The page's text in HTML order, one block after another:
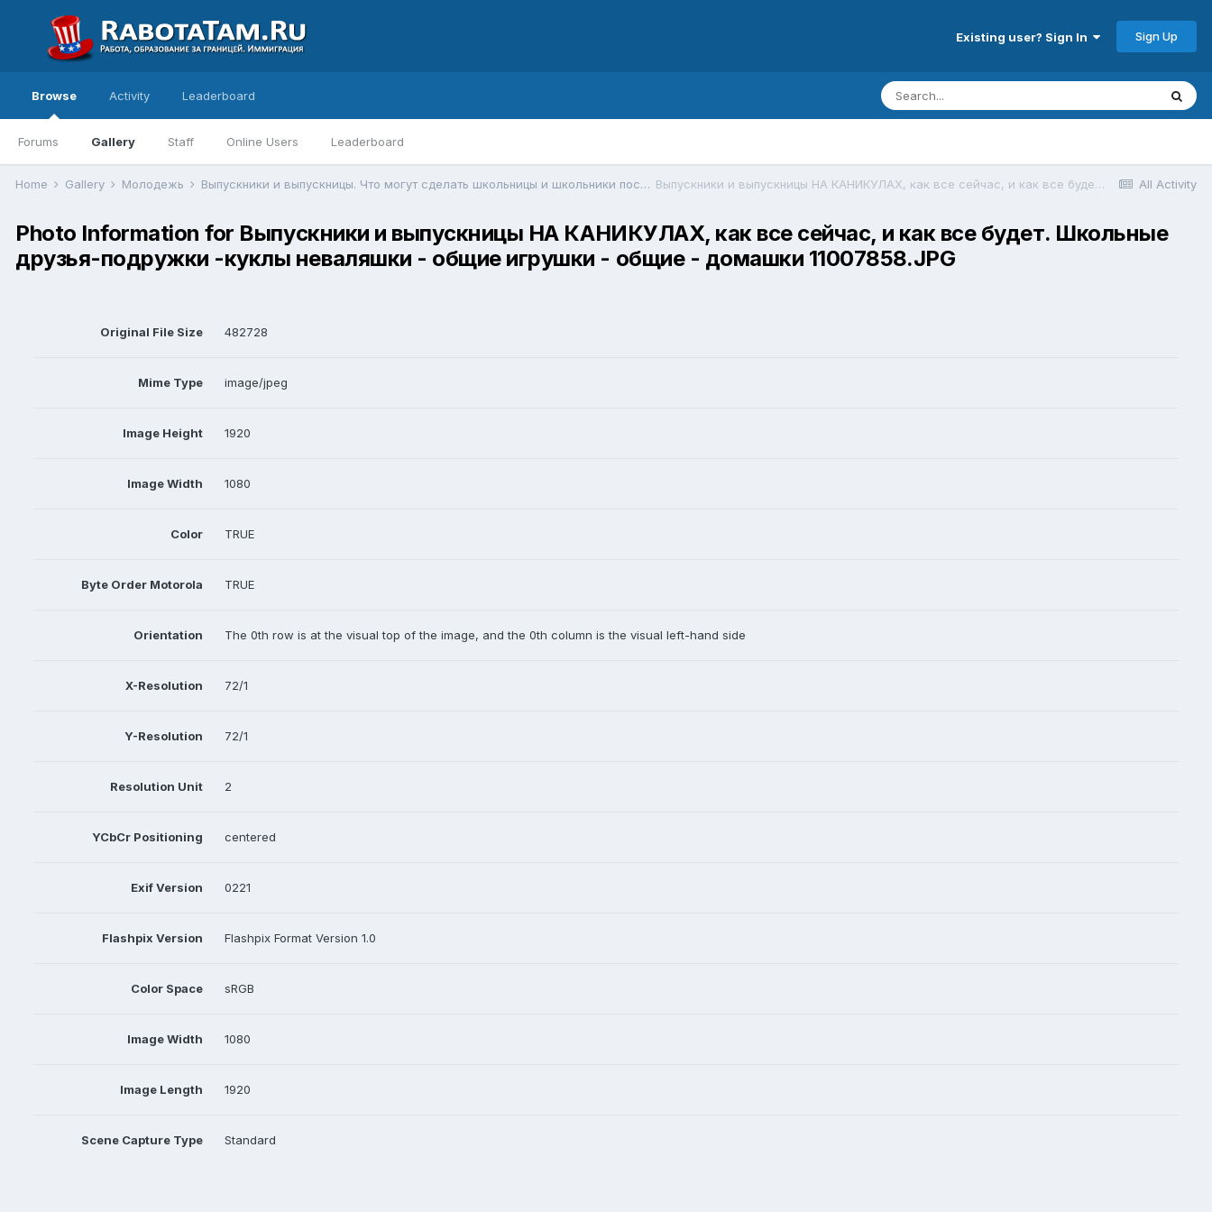
Existing user? Sign In Sign Up
Browse
Forums Gallery Staff Online Users Leaderboard
Activity Leaderboard
All Activity
Home Gallery Молодежь Выпускники и выпускницы. Что могут сделать школьницы и школьники после выпускного бала Выпускники и выпускницы НА КАНИКУЛАХ, как все сейчас, и как все будет. Школьные друзья-подружки -куклы неваляшки - общие игрушки - общие - домашки 11007858.JPG
Photo Information for Выпускники и выпускницы НА КАНИКУЛАХ, как все сейчас, и как все будет. Школьные
друзья-подружки -куклы неваляшки - общие игрушки - общие - домашки 11007858.JPG
Original File Size 482728
Mime Type image/jpeg
Image Height 1920
Image Width 1080
Color TRUE
Byte Order Motorola TRUE
Orientation The 0th row is at the visual top of the image, and the 0th column is the visual left-hand side
X-Resolution 72/1
Y-Resolution 72/1
Resolution Unit 2
YCbCr Positioning centered
Exif Version 0221
Flashpix Version Flashpix Format Version 1.0
Color Space sRGB
Image Width 1080
Image Length 1920
Scene Capture Type Standard